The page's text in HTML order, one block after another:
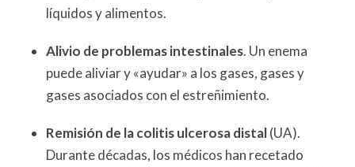
líquidos y alimentos.
Alivio de problemas intestinales. Un enema
puede aliviar y «ayudar» a los gases, gases y
gases asociados con el estreñimiento.
Remisión de la colitis ulcerosa distal(UA).
Durante décadas, los médicos han recetado